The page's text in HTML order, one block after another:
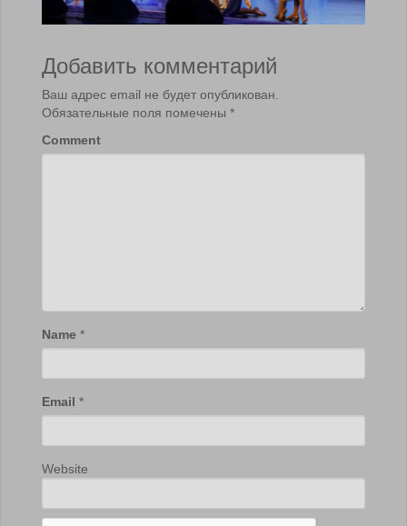
Добавить комментарий
Ваш адрес email не будет опубликован.
Обязательные поля помечены *
Comment
Name *
Email *
Website